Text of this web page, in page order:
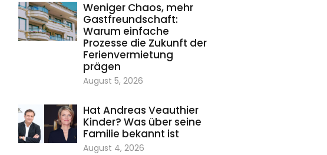
Weniger Chaos, mehr
Gastfreundschaft:
Warum einfache
Prozesse die Zukunft der
Ferienvermietung
prägen
August 5, 2026
Hat Andreas Veauthier
Kinder? Was über seine
Familie bekannt ist
August 4, 2026